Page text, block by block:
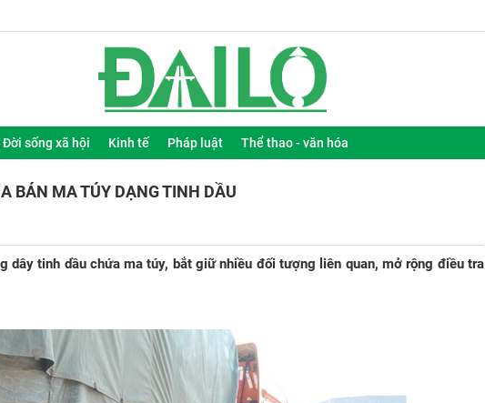
Đời sống xã hội Kinh tế Pháp luật Thể thao - văn hóa
BÁN MA TÚY DẠNG TINH DẦU
dây tinh dầu chứa ma túy, bắt giữ nhiều đối tượng liên quan, mở rộng điều tra